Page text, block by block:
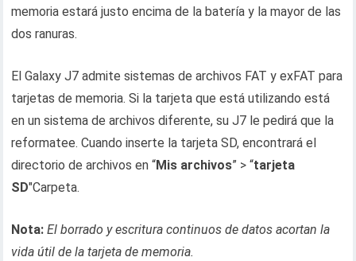
memoria estará justo encima de la batería y la mayor de las
dos ranuras.
El Galaxy J7 admite sistemas de archivos FAT y exFAT para
tarjetas de memoria. Si la tarjeta que está utilizando está
en un sistema de archivos diferente, su J7 le pedirá que la
reformatee. Cuando inserte la tarjeta SD, encontrará el
directorio de archivos en “Mis archivos” > “tarjeta
SD"Carpeta.
Nota: El borrado y escritura continuos de datos acortan la
vida útil de la tarjeta de memoria.